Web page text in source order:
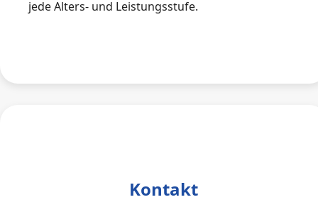
jede Alters- und Leistungsstufe.
Kontakt